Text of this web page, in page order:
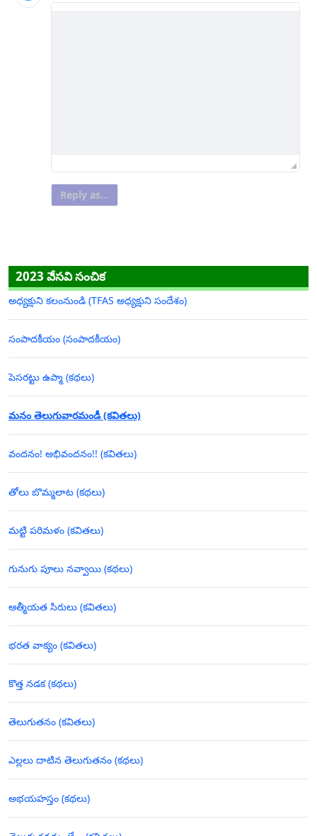
Reply as...
2023 వేసవి సంచిక
అధ్యక్షుని కలంనుండి (TFAS అధ్యక్షుని సందేశం)
సంపాదకీయం (సంపాదకీయం)
పెసరట్టు ఉప్మా (కథలు)
మనం తెలుగువారమండీ (కవితలు)
వందనం! అభివందనం!! (కవితలు)
తోలు బొమ్మలాట (కథలు)
మట్టి పరిమళం (కవితలు)
గునుగు పూలు నవ్వాయి (కథలు)
ఆత్మీయత సిరులు (కవితలు)
భరత వాక్యం (కవితలు)
కొత్త నడక (కథలు)
తెలుగుతనం (కవితలు)
ఎల్లలు దాటిన తెలుగుతనం (కథలు)
అభయహస్తం (కథలు)